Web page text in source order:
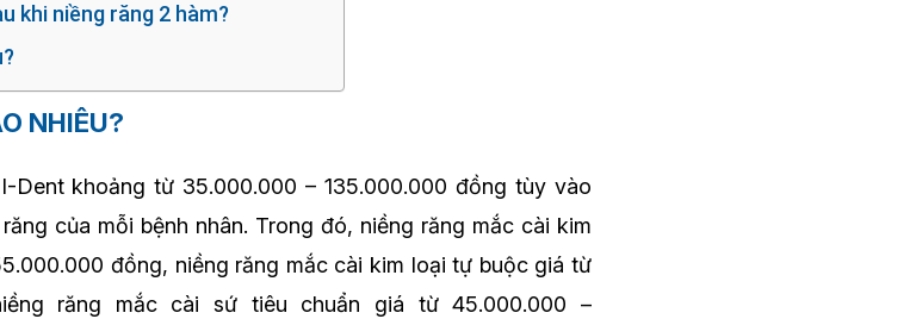
khi niềng răng 2 hàm?
NHIÊU?
Dent khoảng từ 35.000.000 – 135.000.000 đồng tùy vào
của mỗi bệnh nhân. Trong đó, niềng răng mắc cài kim
đồng, niềng răng mắc cài kim loại tự buộc giá từ
răng mắc cài sứ tiêu chuẩn giá từ 45.000.000 –